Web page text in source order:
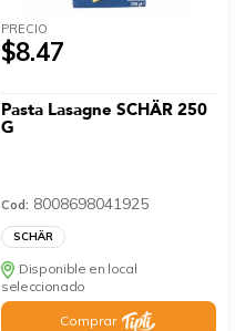
PRECIO
$8.47
Pasta Lasagne SCHÄR 250
G
Cod: 8008698041925
SCHÄR
Disponible en local
seleccionado
Comprar